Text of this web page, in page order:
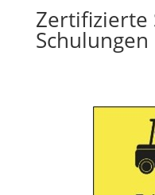
Zertifizierte
Schulungen